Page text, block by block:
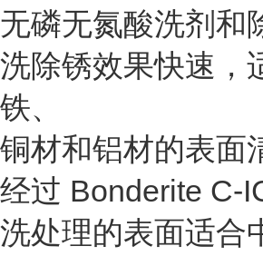
无磷无氮酸洗剂和
洗除锈效果快速，
铁、
铜材和铝材的表面
经过 Bonderite C-
洗处理的表面适合